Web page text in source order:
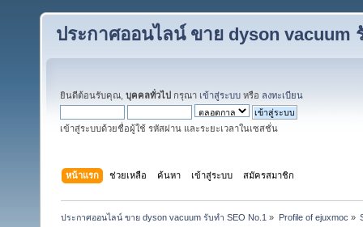
ประกาศออนไลน์ ขาย dyson vacuum
ยินดีต้อนรับคุณ, บุคคลทั่วไป กรุณา เข้าสู่ระบบ หรือ ลงทะเบียน
เข้าสู่ระบบด้วยชื่อผู้ใช้ รหัสผ่าน และระยะเวลาในเซสชั่น
หน้าแรก ช่วยเหลือ ค้นหา เข้าสู่ระบบ สมัครสมาชิก
ประกาศออนไลน์ ขาย dyson vacuum รับทำ SEO No.1 » Profile of ejuxmoc »